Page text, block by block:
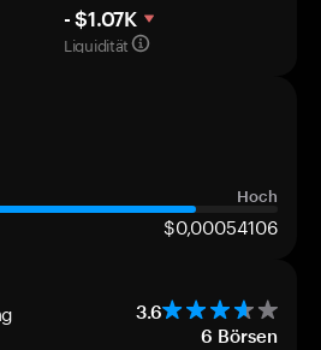
- $1.07K
Liquidität
Hoch
$0,00054106
3.6
6 Börsen